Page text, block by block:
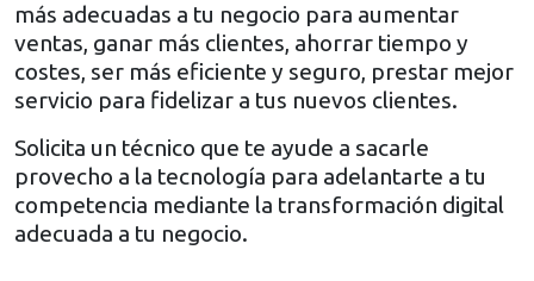
más adecuadas a tu negocio para aumentar
ventas, ganar más clientes, ahorrar tiempo y
costes, ser más eficiente y seguro, prestar mejor
servicio para fidelizar a tus nuevos clientes.
Solicita un técnico que te ayude a sacarle
provecho a la tecnología para adelantarte a tu
competencia mediante la transformación digital
adecuada a tu negocio.